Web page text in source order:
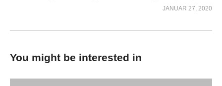
JANUAR 27, 2020
You might be interested in